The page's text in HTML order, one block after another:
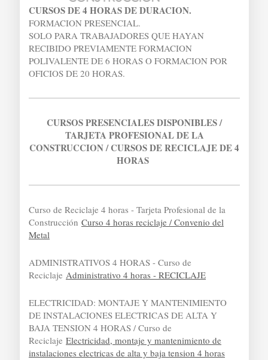
CURSOS DE 4 HORAS DE DURACION.
FORMACION PRESENCIAL.
SOLO PARA TRABAJADORES QUE HAYAN
RECIBIDO PREVIAMENTE FORMACION
POLIVALENTE DE 6 HORAS O FORMACION POR
OFICIOS DE 20 HORAS.
CURSOS PRESENCIALES DISPONIBLES /
TARJETA PROFESIONAL DE LA
CONSTRUCCION / CURSOS DE RECICLAJE DE 4
HORAS
Curso de Reciclaje 4 horas - Tarjeta Profesional de la
Construcción Curso 4 horas reciclaje / Convenio del
Metal
ADMINISTRATIVOS 4 HORAS - Curso de
Reciclaje Administrativo 4 horas - RECICLAJE
ELECTRICIDAD: MONTAJE Y MANTENIMIENTO
DE INSTALACIONES ELECTRICAS DE ALTA Y
BAJA TENSION 4 HORAS / Curso de
Reciclaje Electricidad, montaje y mantenimiento de
instalaciones electricas de alta y baja tension 4 horas